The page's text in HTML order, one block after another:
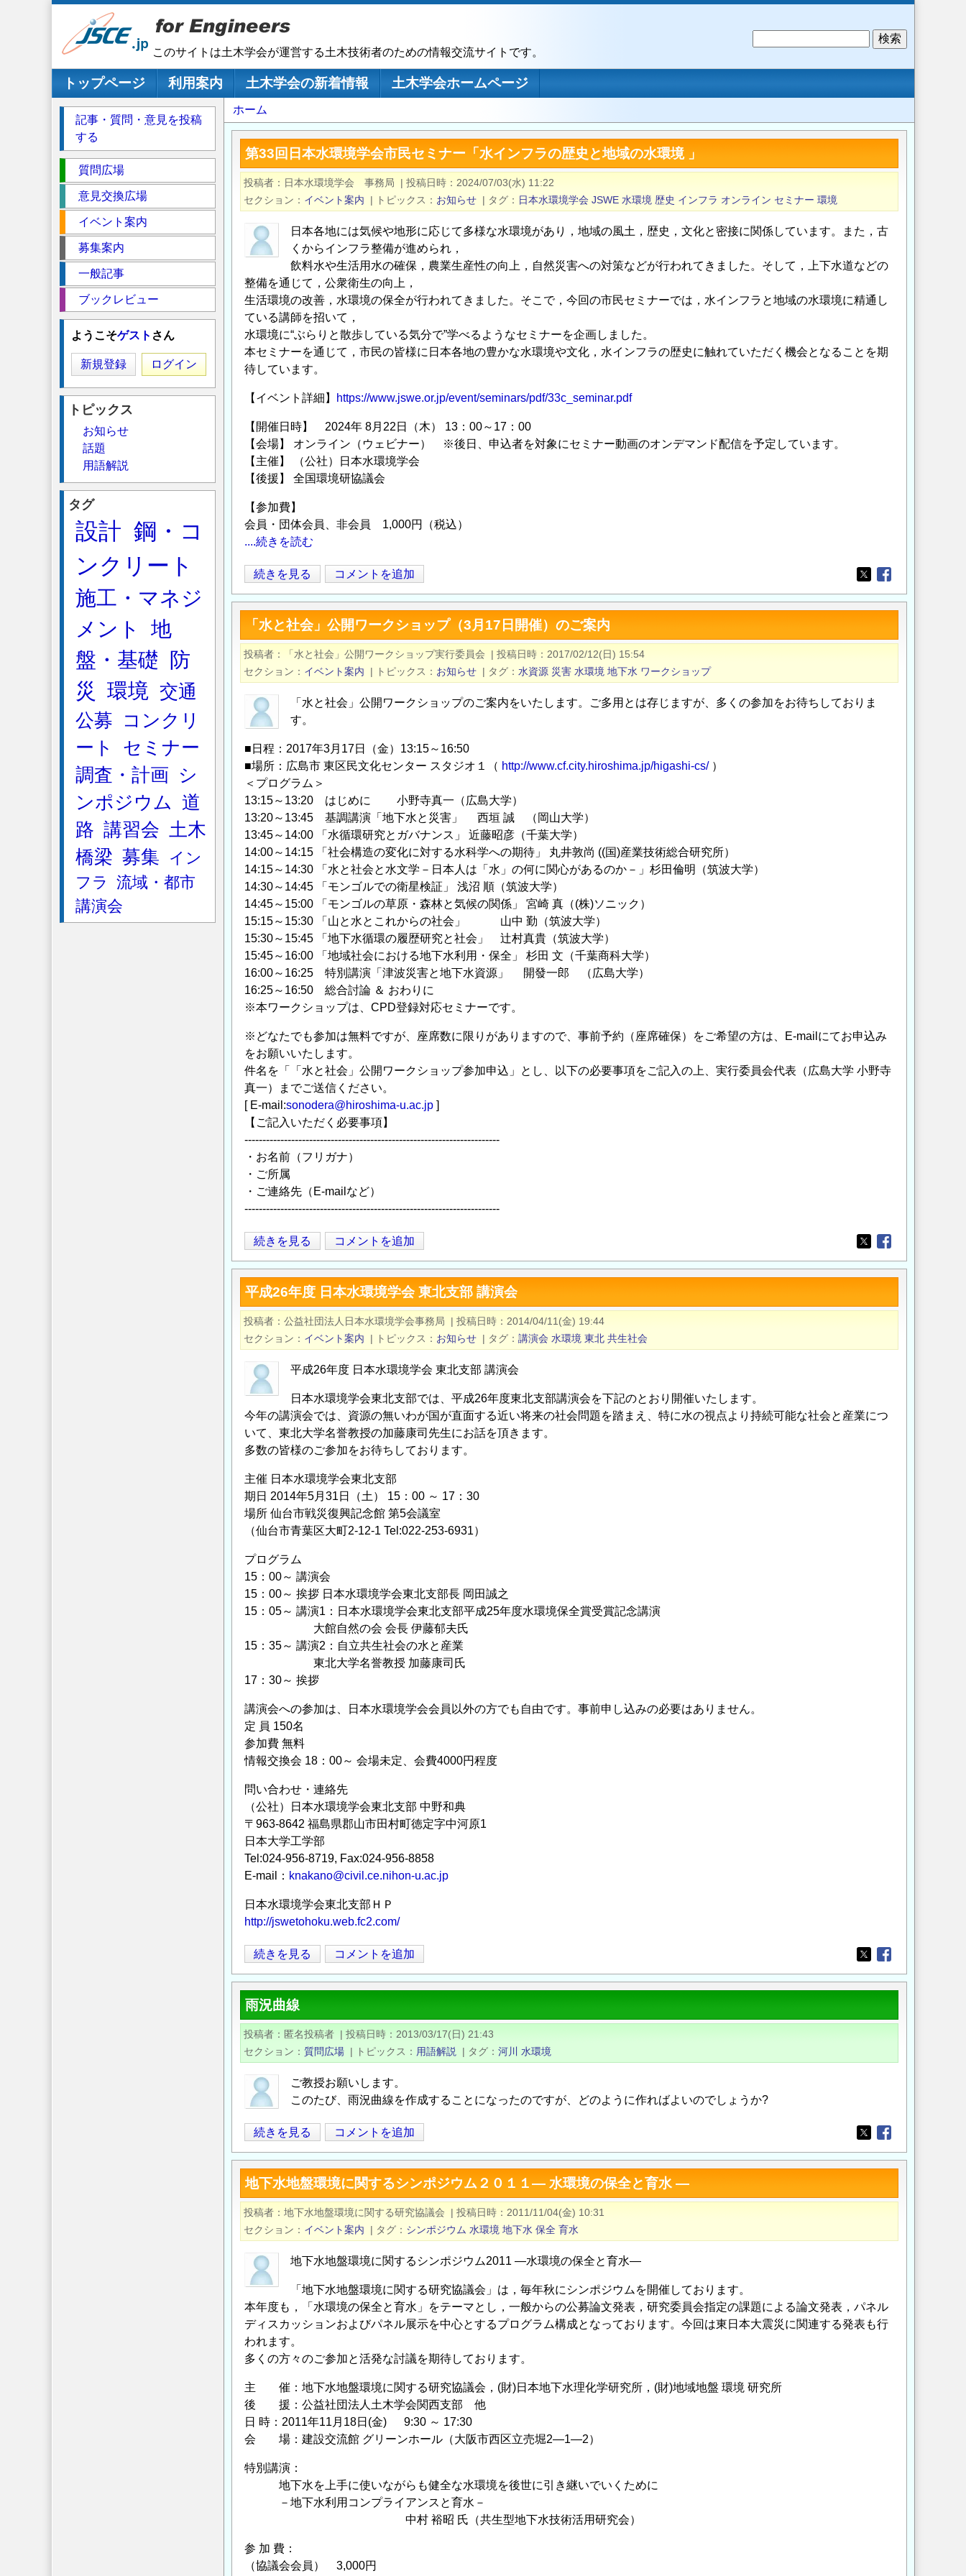
このサイトは土木学会が運営する土木技術者のための情報交流サイトです。
メインナビゲーション
トップページ 利用案内 土木学会の新着情報
土木学会ホームページ
パ
ン
く
ず
ホーム
第33回日本水環境学会市民セミナー「水インフラの歴史と地域の水環境 」
投稿者 日本水環境学会 事務局 | 投稿日時
2024/07/03(水) 11:22
セクション
イベント案内 | トピックス お知らせ | タグ 日本水環境学会 JSWE 水環境 歴史 インフラ オンライン セミナー 環境
日本各地には気候や地形に応じて多様な水環境があり，地域の風土，歴史，文化と密接に関係しています。また，古
くからインフラ整備が進められ，
飲料水や生活用水の確保，農業生産性の向上，自然災害への対策などが行われてきました。そして，上下水道などの
整備を通じて，公衆衛生の向上，
生活環境の改善，水環境の保全が行われてきました。そこで，今回の市民セミナーでは，水インフラと地域の水環境に精通し
ている講師を招いて，
水環境に“ぶらりと散歩している気分で”学べるようなセミナーを企画しました。
本セミナーを通じて，市民の皆様に日本各地の豊かな水環境や文化，水インフラの歴史に触れていただく機会となることを期
待しています。
【イベント詳細】 https://www.jswe.or.jp/event/seminars/pdf/33c_seminar.pdf
【開催日時】 2024年 8月22日（木） 13：00～17：00
【会場】 オンライン（ウェビナー） ※後日、申込者を対象にセミナー動画のオンデマンド配信を予定しています。
【主催】 （公社）日本水環境学会
【後援】 全国環境研協議会
【参加費】
会員・団体会員、非会員 1,000円（税込）
....続きを読む
第
33
回
日
本
環
境
学
市
民
セ
ミ
ナ
イ
ン
フ
ラ
の
歴
史
と
域
の
水
環
境
」
続きを見る コメントを追加
Opens in a new
Opens in a new
「水と社会」公開ワークショップ（3月17日開催）のご案内
投稿者 「水と社会」公開ワークショップ実行委員会 | 投稿日時
2017/02/12(日) 15:54
セクション
イベント案内 | トピックス お知らせ | タグ 水資源 災害 水環境 地下水 ワークショップ
「水と社会」公開ワークショップのご案内をいたします。ご多用とは存じますが、多くの参加をお待ちしておりま
す。
■日程：2017年3月17日（金）13:15～16:50
■場所：広島市 東区民文化センター スタジオ１（ http://www.cf.city.hiroshima.jp/higashi-cs/）
＜プログラム＞
13:15～13:20 はじめに 小野寺真一（広島大学）
13:20～13:45 基調講演「地下水と災害」 西垣 誠 （岡山大学）
13:45～14:00 「水循環研究とガバナンス」 近藤昭彦（千葉大学）
14:00～14:15 「社会構造の変化に対する水科学への期待」 丸井敦尚 ((国)産業技術総合研究所）
14:15～14:30 「水と社会と水文学－日本人は「水」の何に関心があるのか－」杉田倫明（筑波大学）
14:30～14:45 「モンゴルでの衛星検証」 浅沼 順（筑波大学）
14:45～15:00 「モンゴルの草原・森林と気候の関係」 宮崎 真（(株)ソニック）
15:15～15:30 「山と水とこれからの社会」 山中 勤（筑波大学）
15:30～15:45 「地下水循環の履歴研究と社会」 辻村真貴（筑波大学）
15:45～16:00 「地域社会における地下水利用・保全」 杉田 文（千葉商科大学）
16:00～16:25 特別講演「津波災害と地下水資源」 開發一郎 （広島大学）
16:25～16:50 総合討論 ＆ おわりに
※本ワークショップは、CPD登録対応セミナーです。
※どなたでも参加は無料ですが、座席数に限りがありますので、事前予約（座席確保）をご希望の方は、E-mailにてお申込み
をお願いいたします。
件名を「「水と社会」公開ワークショップ参加申込」とし、以下の必要事項をご記入の上、実行委員会代表（広島大学 小野寺
真一）までご送信ください。
[ E-mail:sonodera@hiroshima-u.ac.jp]
【ご記入いただく必要事項】
-----------------------------------------------------------------------
・お名前（フリガナ）
・ご所属
・ご連絡先（E-mailなど）
-----------------------------------------------------------------------
「水
と
社
会」
公
ワ
ー
ク
ョ
ッ
プ
（3
月
17
日
催）
の
ご
案
続きを見る コメントを追加
Opens in a new
Opens in a new
平成26年度 日本水環境学会 東北支部 講演会
投稿者 公益社団法人日本水環境学会事務局 | 投稿日時
2014/04/11(金) 19:44
セクション
イベント案内 | トピックス お知らせ | タグ 講演会 水環境 東北 共生社会
平成26年度 日本水環境学会 東北支部 講演会
日本水環境学会東北支部では、平成26年度東北支部講演会を下記のとおり開催いたします。
今年の講演会では、資源の無いわが国が直面する近い将来の社会問題を踏まえ、特に水の視点より持続可能な社会と産業につ
いて、東北大学名誉教授の加藤康司先生にお話を頂きます。
多数の皆様のご参加をお待ちしております。
主催 日本水環境学会東北支部
期日 2014年5月31日（土） 15：00 ～ 17：30
場所 仙台市戦災復興記念館 第5会議室
（仙台市青葉区大町2-12-1 Tel:022-253-6931）
プログラム
15：00～ 講演会
15：00～ 挨拶 日本水環境学会東北支部長 岡田誠之
15：05～ 講演1：日本水環境学会東北支部平成25年度水環境保全賞受賞記念講演
大館自然の会 会長 伊藤郁夫氏
15：35～ 講演2：自立共生社会の水と産業
東北大学名誉教授 加藤康司氏
17：30～ 挨拶
講演会への参加は、日本水環境学会会員以外の方でも自由です。事前申し込みの必要はありません。
定 員 150名
参加費 無料
情報交換会 18：00～ 会場未定、会費4000円程度
問い合わせ・連絡先
（公社）日本水環境学会東北支部 中野和典
〒963-8642 福島県郡山市田村町徳定字中河原1
日本大学工学部
Tel:024-956-8719, Fax:024-956-8858
E-mail： knakano@civil.ce.nihon-u.ac.jp
日本水環境学会東北支部ＨＰ
http://jswetohoku.web.fc2.com/
平
成
26
年
度
本
水
環
学
会
東
北
支
部
講
演
会
続きを見る コメントを追加
Opens in a new
Opens in a new
雨況曲線
投稿者 匿名投稿者 | 投稿日時
2013/03/17(日) 21:43
セクション
質問広場 | トピックス 用語解説 | タグ 河川 水環境
ご教授お願いします。
このたび、雨況曲線を作成することになったのですが、どのように作ればよいのでしょうか?
雨
況
曲
線
の
続きを見る コメントを追加
Opens in a new
Opens in a new
地下水地盤環境に関するシンポジウム２０１１― 水環境の保全と育水 ―
投稿者 地下水地盤環境に関する研究協議会 | 投稿日時
2011/11/04(金) 10:31
セクション
イベント案内 | タグ シンポジウム 水環境 地下水 保全 育水
地下水地盤環境に関するシンポジウム2011 ―水環境の保全と育水―
「地下水地盤環境に関する研究協議会」は，毎年秋にシンポジウムを開催しております。
本年度も，「水環境の保全と育水」をテーマとし，一般からの公募論文発表，研究委員会指定の課題による論文発表，パネル
ディスカッションおよびパネル展示を中心とするプログラム構成となっております。今回は東日本大震災に関連する発表も行
われます。
多くの方々のご参加と活発な討議を期待しております。
主 催：地下水地盤環境に関する研究協議会，(財)日本地下水理化学研究所，(財)地域地盤 環境 研究所
後 援：公益社団法人土木学会関西支部 他
日 時：2011年11月18日(金) 9:30 ～ 17:30
会 場：建設交流館 グリーンホール（大阪市西区立売堀2―1―2）
特別講演：
地下水を上手に使いながらも健全な水環境を後世に引き継いでいくために
－地下水利用コンプライアンスと育水－
中村 裕昭 氏（共生型地下水技術活用研究会）
参 加 費：
（協議会会員） 3,000円
記事・質問・意見を投稿
する
ク
シ
質問広場
意見交換広場
イベント案内
募集案内
一般記事
ブックレビュー
ようこそゲスト さん
新規登録 ログイン
トピックス
お知らせ
話題
用語解説
タグ
設計 鋼・コ
ンクリート
施工・マネジ
メント
地
盤・基礎
防
災
環境 交通
公募
コンクリ
ート
セミナー
調査・計画
シ
ンポジウム 道
路 講習会 土木
橋梁 募集
イン
フラ
流域・都市
講演会